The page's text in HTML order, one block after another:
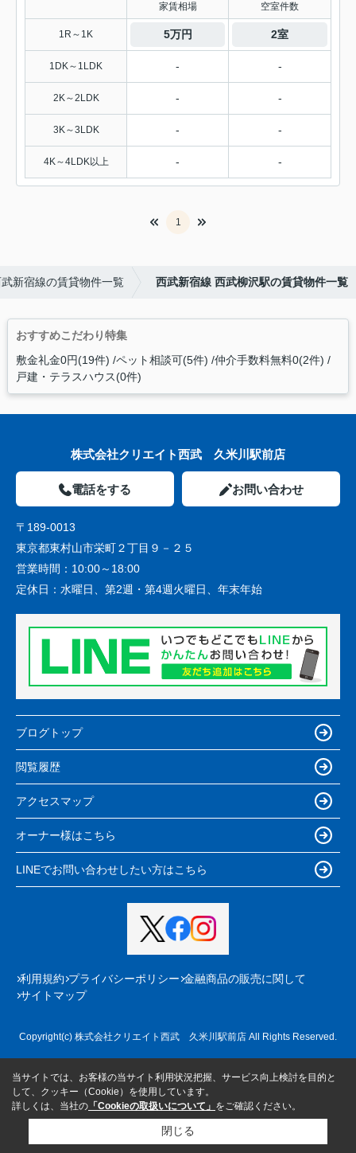
家賃相場 空室件数
1R～1K 5万円 2室
1DK～1LDK - -
2K～2LDK - -
3K～3LDK - -
4K～4LDK以上 - -
1
新宿線の賃貸物件一覧 西武新宿線 西武柳沢駅の賃貸物件一覧
おすすめこだわり特集
敷金礼金0円(19件) ペット相談可(5件) 仲介手数料無料0(2件)
戸建・テラスハウス(0件)
株式会社クリエイト西武 久米川駅前店
電話をする お問い合わせ
〒189-0013
東京都東村山市栄町２丁目９－２５
営業時間： 10:00～18:00
定休日： 水曜日、第2週・第4週火曜日、年末年始
ブログトップ
閲覧履歴
アクセスマップ
オーナー様はこちら
LINEでお問い合わせしたい方はこちら
利用規約 プライバシーポリシー 金融商品の販売に関して
サイトマップ
Copyright(c) 株式会社クリエイト西武 久米川駅前店 All Rights Reserved.
当サイトでは、お客様の当サイト利用状況把握、サービス向上検討を目的と
して、クッキー（Cookie）を使用しています。
詳しくは、当社の 「Cookieの取扱いについて」 をご確認ください。
閉じる